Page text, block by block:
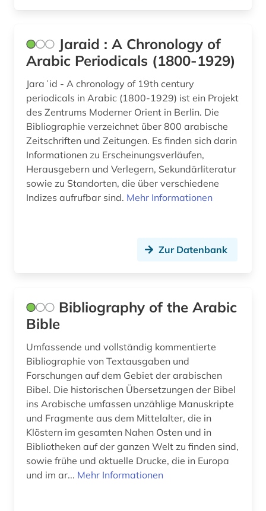
Jaraid : A Chronology of
Arabic Periodicals (1800-1929)
Jaraʾid - A chronology of 19th century
periodicals in Arabic (1800-1929) ist ein Projekt
des Zentrums Moderner Orient in Berlin. Die
Bibliographie verzeichnet über 800 arabische
Zeitschriften und Zeitungen. Es finden sich darin
Informationen zu Erscheinungsverläufen,
Herausgebern und Verlegern, Sekundärliteratur
sowie zu Standorten, die über verschiedene
Indizes aufrufbar sind. Mehr Informationen
Zur Datenbank
Bibliography of the Arabic
Bible
Umfassende und vollständig kommentierte
Bibliographie von Textausgaben und
Forschungen auf dem Gebiet der arabischen
Bibel. Die historischen Übersetzungen der Bibel
ins Arabische umfassen unzählige Manuskripte
und Fragmente aus dem Mittelalter, die in
Klöstern im gesamten Nahen Osten und in
Bibliotheken auf der ganzen Welt zu finden sind,
sowie frühe und aktuelle Drucke, die in Europa
und im ar... Mehr Informationen